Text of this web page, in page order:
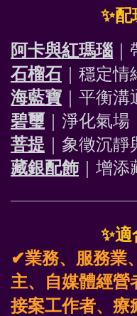
✨配
阿卡與紅瑪瑙
石榴石 ｜穩定
海藍寶 ｜平衡
碧璽 ｜淨化氣場
菩提 ｜象徵沉靜
藏銀配飾 ｜增
✨適
✔業務、服務業
主、自媒體經營
接案工作者、療